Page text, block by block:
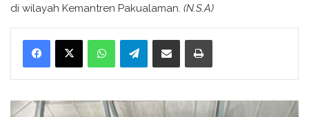
di wilayah Kemantren Pakualaman. (N.S.A)
WhatsApp Telegram